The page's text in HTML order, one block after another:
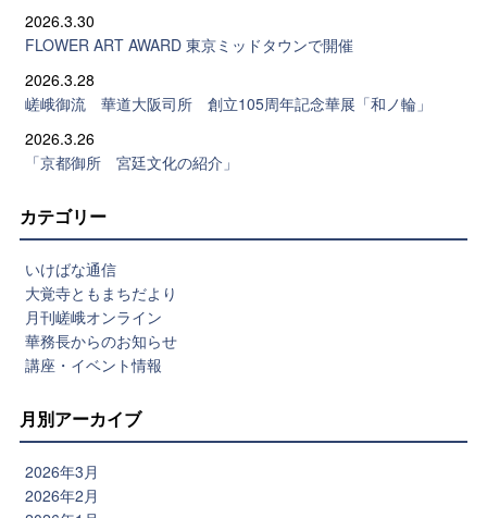
2026.3.30
FLOWER ART AWARD 東京ミッドタウンで開催
2026.3.28
嵯峨御流 華道大阪司所 創立105周年記念華展「和ノ輪」
2026.3.26
「京都御所 宮廷文化の紹介」
カテゴリー
いけばな通信
大覚寺ともまちだより
月刊嵯峨オンライン
華務長からのお知らせ
講座・イベント情報
月別アーカイブ
2026年3月
2026年2月